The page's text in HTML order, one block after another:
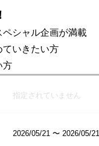
シャル企画が満載
ていきたい方
方
指定されていません
2026/05/21 〜 2026/05/21